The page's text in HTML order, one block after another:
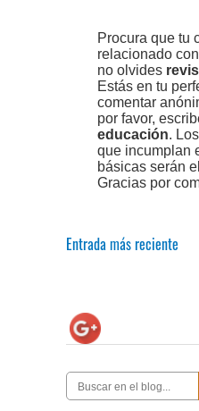
Procura que tu
relacionado
no olvides
Estás en tu
comentar
por favor,
educación.
que incumplan
básicas serán
Gracias por
Entrada más reciente